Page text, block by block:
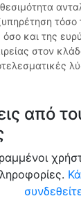
όσο και της
στον
από